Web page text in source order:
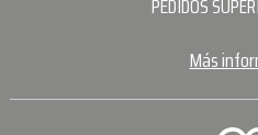
PEDIDOS
Más